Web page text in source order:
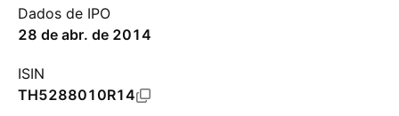
Dados de IPO
28 de abr. de 2014
ISIN
TH5288010R14